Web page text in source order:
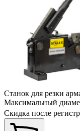
Станок для резки
Максимальный
Скидка после